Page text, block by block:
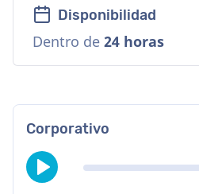
Disponibilidad
Dentro de 24 horas
Corporativo